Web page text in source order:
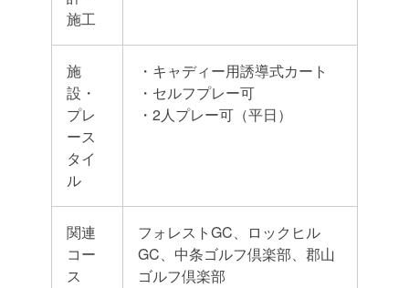
施工
施
設・
プレ
ース
タイ
ル
・キャディー用誘導式カート
・セルフプレー可
・2人プレー可（平日）
関連
コー
ス
フォレストGC、ロックヒル
GC、中条ゴルフ倶楽部、郡山
ゴルフ倶楽部